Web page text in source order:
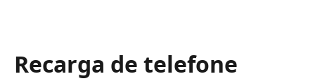
Recarga de telefone